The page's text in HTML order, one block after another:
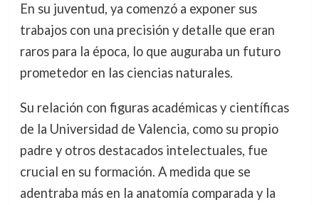
En su juventud, ya comenzó a exponer sus
trabajos con una precisión y detalle que eran
raros para la época, lo que auguraba un futuro
prometedor en las ciencias naturales.
Su relación con figuras académicas y científicas
de la Universidad de Valencia, como su propio
padre y otros destacados intelectuales, fue
crucial en su formación. A medida que se
adentraba más en la anatomía comparada y la